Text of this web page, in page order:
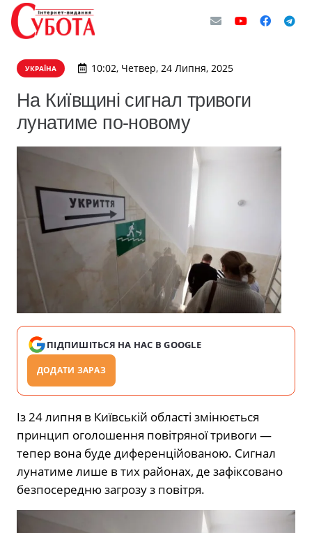
УКРАЇНА 10:02, Четвер, 24 Липня, 2025
На Київщині сигнал тривоги
лунатиме по-новому
ПІДПИШІТЬСЯ НА НАС В GOOGLE
ДОДАТИ ЗАРАЗ
Із 24 липня в Київській області змінюється
принцип оголошення повітряної тривоги —
тепер вона буде диференційованою. Сигнал
лунатиме лише в тих районах, де зафіксовано
безпосередню загрозу з повітря.